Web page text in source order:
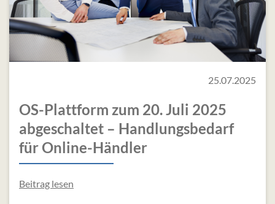
25.07.2025
OS-Plattform zum 20. Juli 2025
abgeschaltet – Handlungsbedarf
für Online-Händler
Beitrag lesen